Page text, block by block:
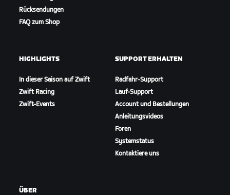
Rücksendungen
FAQ zum Shop
HIGHLIGHTS
In dieser Saison auf Zwift
Zwift Racing
Zwift-Events
SUPPORT ERHALTEN
Radfahr-Support
Lauf-Support
Account und Bestellungen
Anleitungsvideos
Foren
Systemstatus
Kontaktiere uns
ÜBER